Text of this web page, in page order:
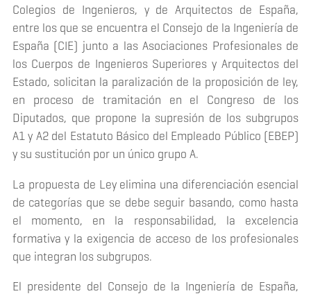
Colegios de Ingenieros, y de Arquitectos de España,
entre los que se encuentra el Consejo de la Ingeniería de
España (CIE) junto a las Asociaciones Profesionales de
los Cuerpos de Ingenieros Superiores y Arquitectos del
Estado, solicitan la paralización de la proposición de ley,
en proceso de tramitación en el Congreso de los
Diputados, que propone la supresión de los subgrupos
A1 y A2 del Estatuto Básico del Empleado Público (EBEP)
y su sustitución por un único grupo A.
La propuesta de Ley elimina una diferenciación esencial
de categorías que se debe seguir basando, como hasta
el momento, en la responsabilidad, la excelencia
formativa y la exigencia de acceso de los profesionales
que integran los subgrupos.
El presidente del Consejo de la Ingeniería de España,